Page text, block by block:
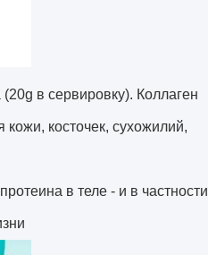
в сервировку). Коллаген
косточек, сухожилий,
в теле - и в частности